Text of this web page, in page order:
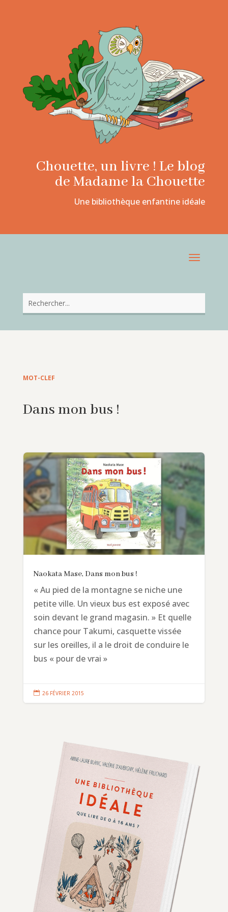
Chouette, un livre ! Le blog
de Madame la Chouette
Une bibliothèque enfantine idéale
MOT-CLEF
Dans mon bus !
Naokata Mase, Dans mon bus !
« Au pied de la montagne se niche une
petite ville. Un vieux bus est exposé avec
soin devant le grand magasin. » Et quelle
chance pour Takumi, casquette vissée
sur les oreilles, il a le droit de conduire le
bus « pour de vrai »
 26 FÉVRIER 2015